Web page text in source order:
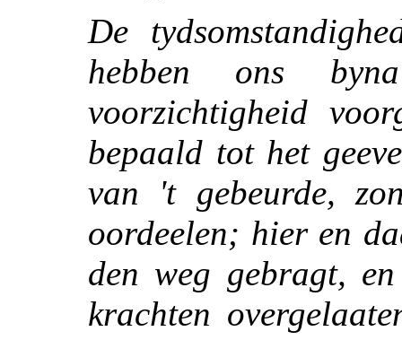
De
hebben ons
voorzichtigheid
bepaald tot het
van 't gebeurde,
oordeelen; hier en
den weg gebragt,
krachten